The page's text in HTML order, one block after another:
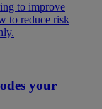
to improve
to reduce risk
your